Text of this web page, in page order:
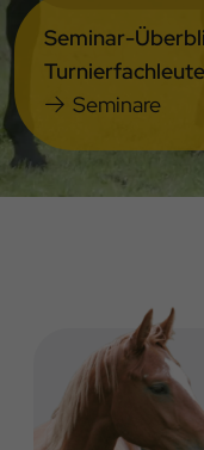
Seminar-
Seminare